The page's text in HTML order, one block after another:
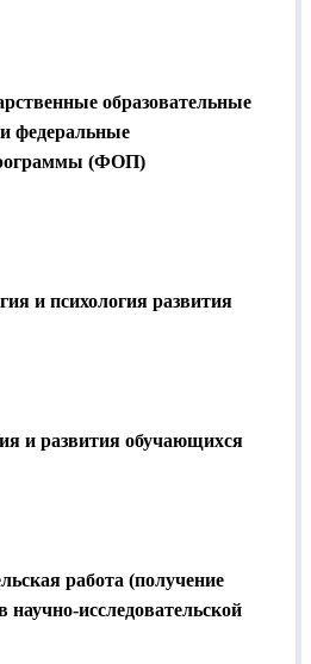
образовательные
федеральные
(ФОП)
и психология развития
и развития обучающихся
работа (получение
исследовательской